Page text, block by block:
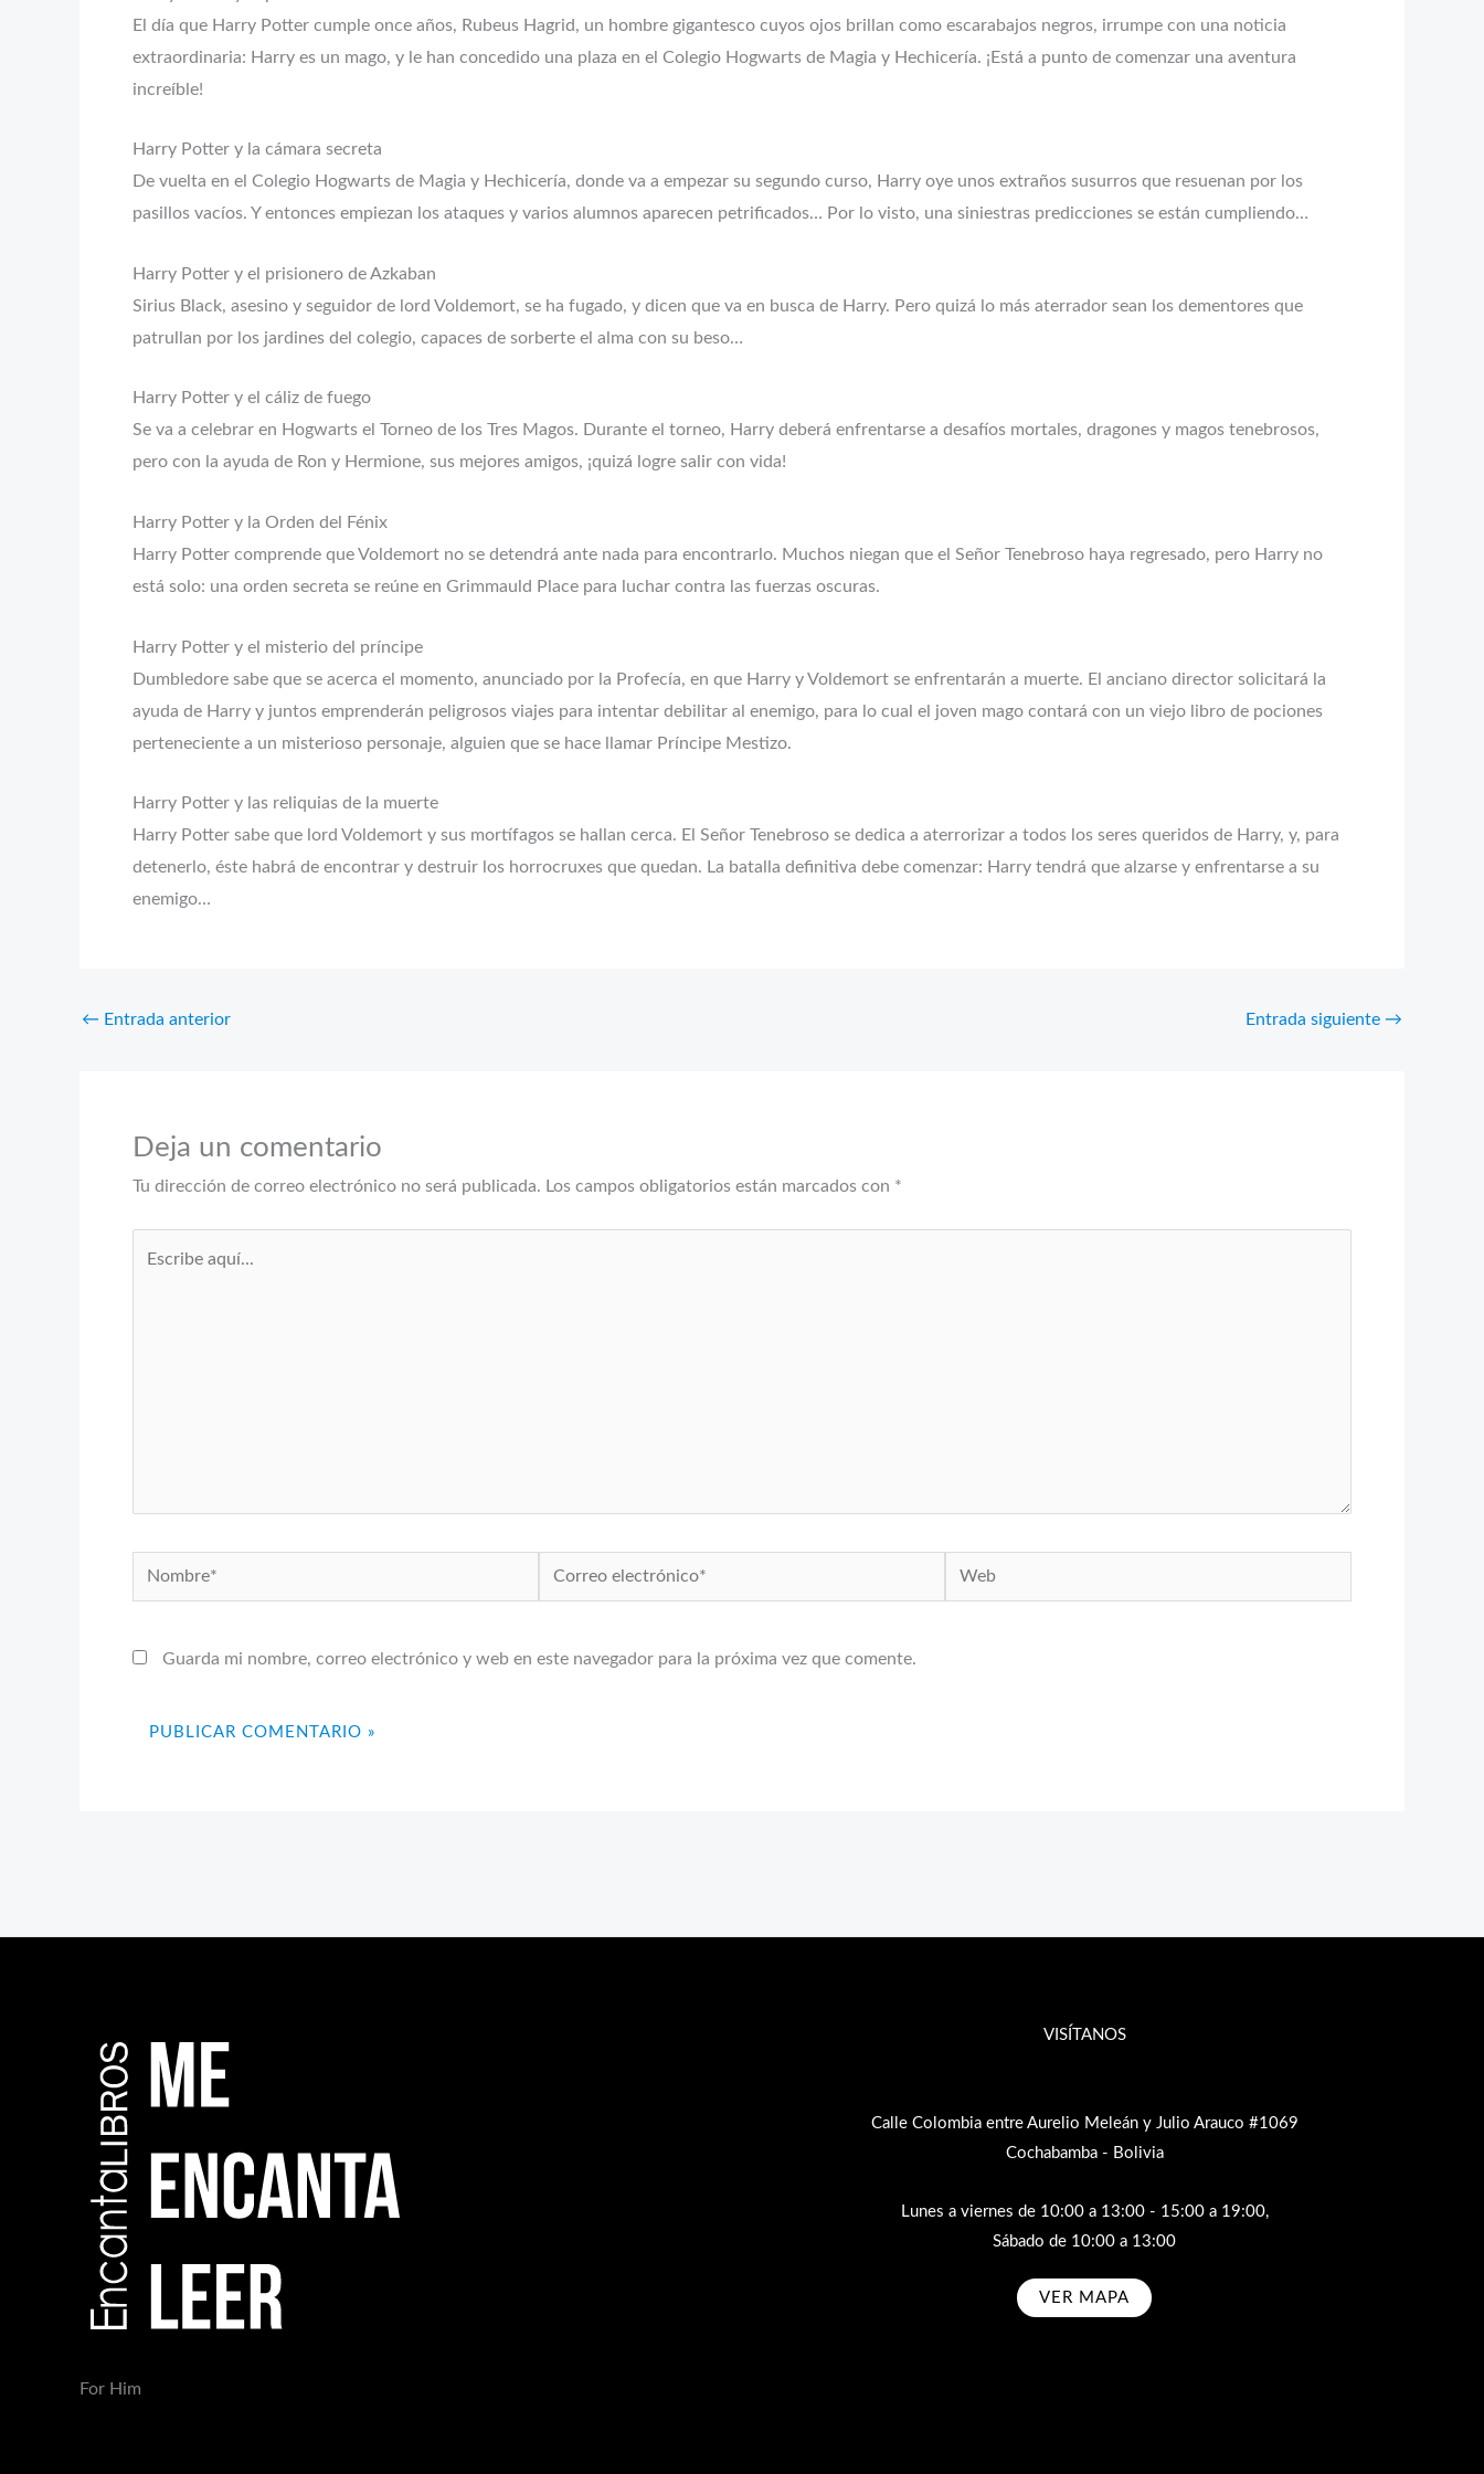
El día que Harry Potter cumple once años, Rubeus Hagrid, un hombre gigantesco cuyos ojos brillan como escarabajos negros, irrumpe con una noticia
extraordinaria: Harry es un mago, y le han concedido una plaza en el Colegio Hogwarts de Magia y Hechicería. ¡Está a punto de comenzar una aventura
increíble!
Harry Potter y la cámara secreta
De vuelta en el Colegio Hogwarts de Magia y Hechicería, donde va a empezar su segundo curso, Harry oye unos extraños susurros que resuenan por los
pasillos vacíos. Y entonces empiezan los ataques y varios alumnos aparecen petrificados… Por lo visto, una siniestras predicciones se están cumpliendo…
Harry Potter y el prisionero de Azkaban
Sirius Black, asesino y seguidor de lord Voldemort, se ha fugado, y dicen que va en busca de Harry. Pero quizá lo más aterrador sean los dementores que
patrullan por los jardines del colegio, capaces de sorberte el alma con su beso…
Harry Potter y el cáliz de fuego
Se va a celebrar en Hogwarts el Torneo de los Tres Magos. Durante el torneo, Harry deberá enfrentarse a desafíos mortales, dragones y magos tenebrosos,
pero con la ayuda de Ron y Hermione, sus mejores amigos, ¡quizá logre salir con vida!
Harry Potter y la Orden del Fénix
Harry Potter comprende que Voldemort no se detendrá ante nada para encontrarlo. Muchos niegan que el Señor Tenebroso haya regresado, pero Harry no
está solo: una orden secreta se reúne en Grimmauld Place para luchar contra las fuerzas oscuras.
Harry Potter y el misterio del príncipe
Dumbledore sabe que se acerca el momento, anunciado por la Profecía, en que Harry y Voldemort se enfrentarán a muerte. El anciano director solicitará la
ayuda de Harry y juntos emprenderán peligrosos viajes para intentar debilitar al enemigo, para lo cual el joven mago contará con un viejo libro de pociones
perteneciente a un misterioso personaje, alguien que se hace llamar Príncipe Mestizo.
Harry Potter y las reliquias de la muerte
Harry Potter sabe que lord Voldemort y sus mortífagos se hallan cerca. El Señor Tenebroso se dedica a aterrorizar a todos los seres queridos de Harry, y, para
detenerlo, éste habrá de encontrar y destruir los horrocruxes que quedan. La batalla definitiva debe comenzar: Harry tendrá que alzarse y enfrentarse a su
enemigo…
← Entrada anterior Entrada siguiente →
Deja un comentario
Tu dirección de correo electrónico no será publicada. Los campos obligatorios están marcados con *
Nombre*
Correo
electrónico*
Web
Guarda mi nombre, correo electrónico y web en este navegador para la próxima vez que comente.
For Him
VISÍTANOS
Calle Colombia entre Aurelio Meleán y Julio Arauco #1069
Cochabamba - Bolivia
Lunes a viernes de 10:00 a 13:00 - 15:00 a 19:00,
Sábado de 10:00 a 13:00
VER MAPA